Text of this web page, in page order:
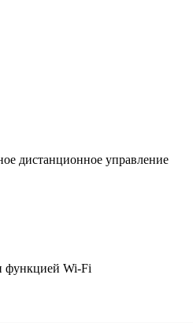
дистанционное управление
функцией Wi-Fi